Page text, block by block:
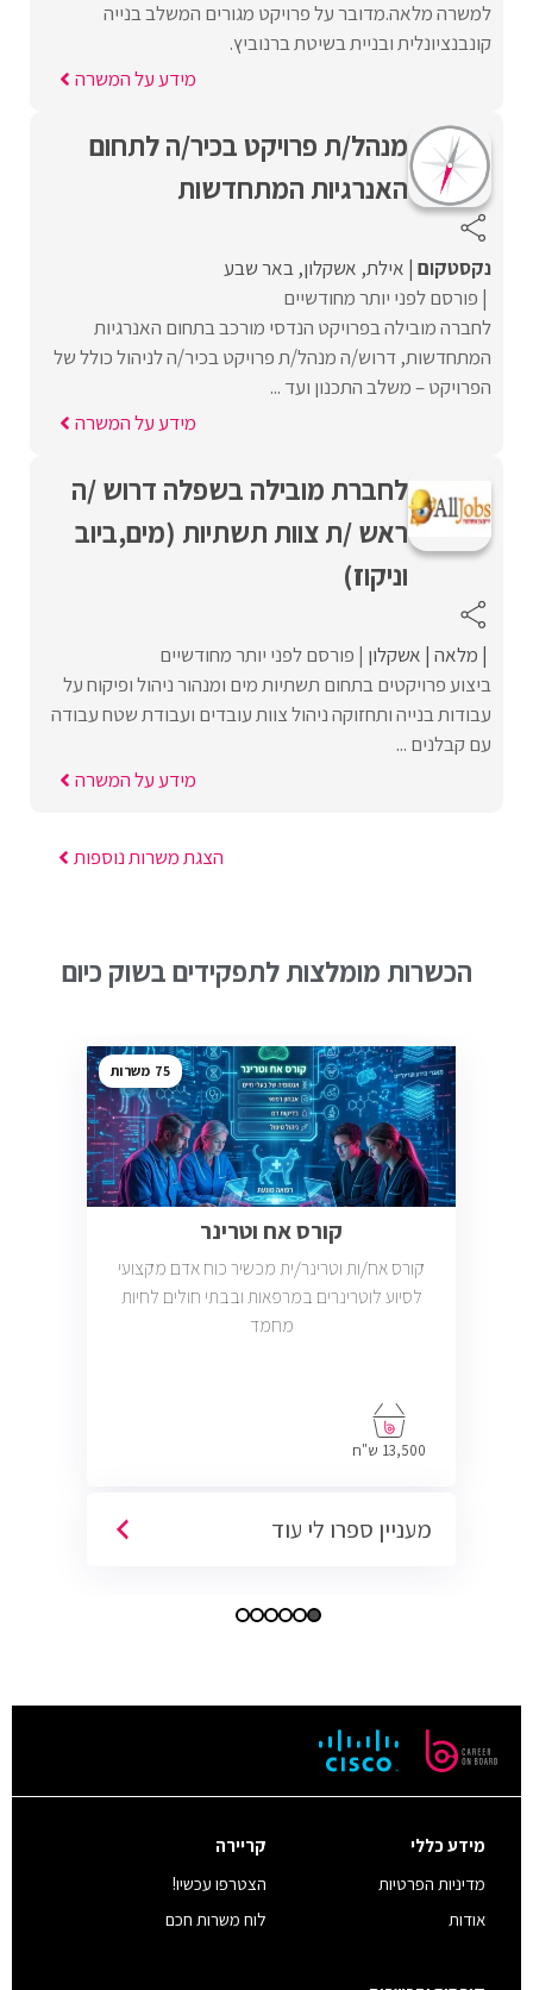
למשרה מלאה.מדובר על פרויקט מגורים המשלב בנייה
קונבנציונלית ובניית בשיטת ברנוביץ.
מידע על המשרה
מנהל/ת פרויקט בכיר/ה לתחום
האנרגיות המתחדשות
נקסטקום אילת אשקלון באר שבע
פורסם לפני יותר מחודשיים
לחברה מובילה בפרויקט הנדסי מורכב בתחום האנרגיות
המתחדשות, דרוש/ה מנהל/ת פרויקט בכיר/ה לניהול כולל של
הפרויקט – משלב התכנון ועד ...
מידע על המשרה
לחברת מובילה בשפלה דרוש /ה
ראש /ת צוות תשתיות (מים,ביוב
וניקוז)
מלאה אשקלון פורסם לפני יותר מחודשיים
ביצוע פרויקטים בתחום תשתיות מים ומנהור ניהול ופיקוח על
עבודות בנייה ותחזוקה ניהול צוות עובדים ועבודת שטח עבודה
עם קבלנים ...
מידע על המשרה
הצגת משרות נוספות
הכשרות מומלצות לתפקידים בשוק כיום
75
קורס אח וטרינר
קורס אח/ות וטרינר/ית מכשיר כוח אדם מקצועי
לסיוע לוטרינרים במרפאות ובבתי חולים לחיות
מחמד
13,500 ש"ח
מעניין ספרו לי עוד
מידע כללי
מדיניות הפרטיות
אודות
קריירה
הצטרפו עכשיו!
לוח משרות חכם